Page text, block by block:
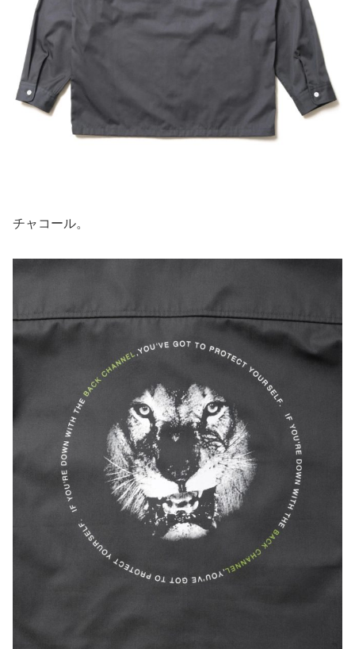
チャコール。